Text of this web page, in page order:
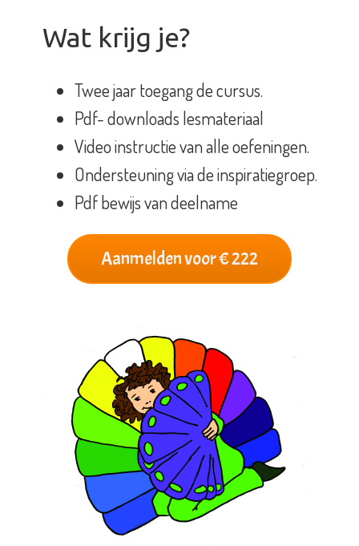
Wat krijg je?
Twee jaar toegang de cursus.
Pdf- downloads lesmateriaal
Video instructie van alle oefeningen.
Ondersteuning via de inspiratiegroep.
Pdf bewijs van deelname
Aanmelden voor € 222